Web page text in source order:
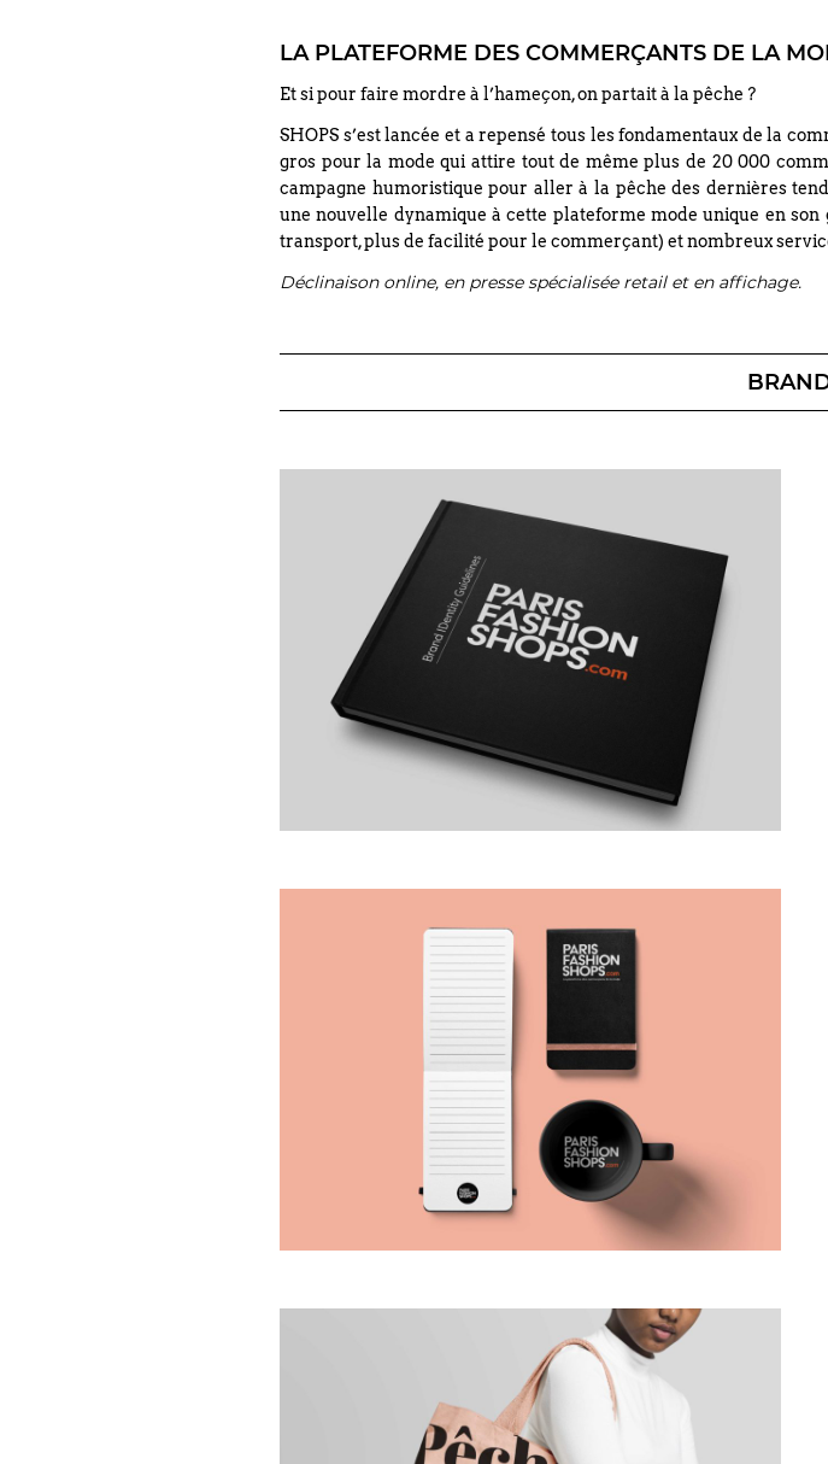
LA PLATEFORME DES COMMERÇANTS DE LA
Et si pour faire mordre à l’hameçon, on partait à la pêche ?
SHOPS s’est lancée et a repensé tous les fondamentaux de la
gros pour la mode qui attire tout de même plus de 20 000
campagne humoristique pour aller à la pêche des dernières
une nouvelle dynamique à cette plateforme mode unique en
transport, plus de facilité pour le commerçant) et nombreux
Déclinaison online, en presse spécialisée retail et en affichage.